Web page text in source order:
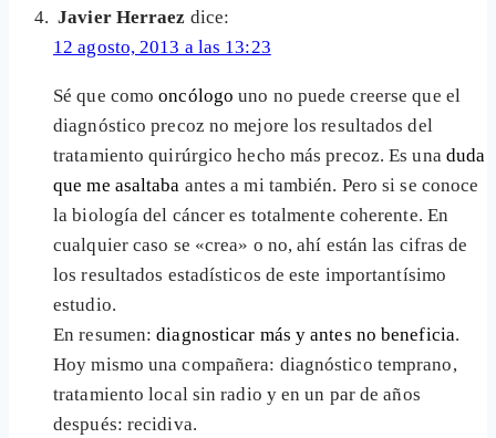
Javier Herraez dice:
12 agosto, 2013 a las 13:23
Sé que comooncólogouno no puede creerse que el
diagnóstico precoz no mejore los resultados del
tratamiento quirúrgico hecho más precoz. Es una duda
que me asaltaba antes a mi también. Pero si se conoce
la biología del cáncer es totalmente coherente. En
cualquier caso se «crea» o no, ahí están las cifras de
los resultados estadísticos de este importantísimo
estudio.
En resumen:diagnosticar más y antes no beneficia.
Hoy mismo una compañera: diagnóstico temprano,
tratamiento local sin radio y en un par de años
después: recidiva.